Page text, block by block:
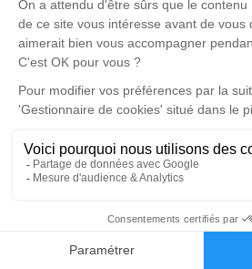
Faire-part
mémoire de François
Un service de plantation d’arbre
disponible ici
Cérémonie religieuse
Eglise St Pierre et St Michel
D140